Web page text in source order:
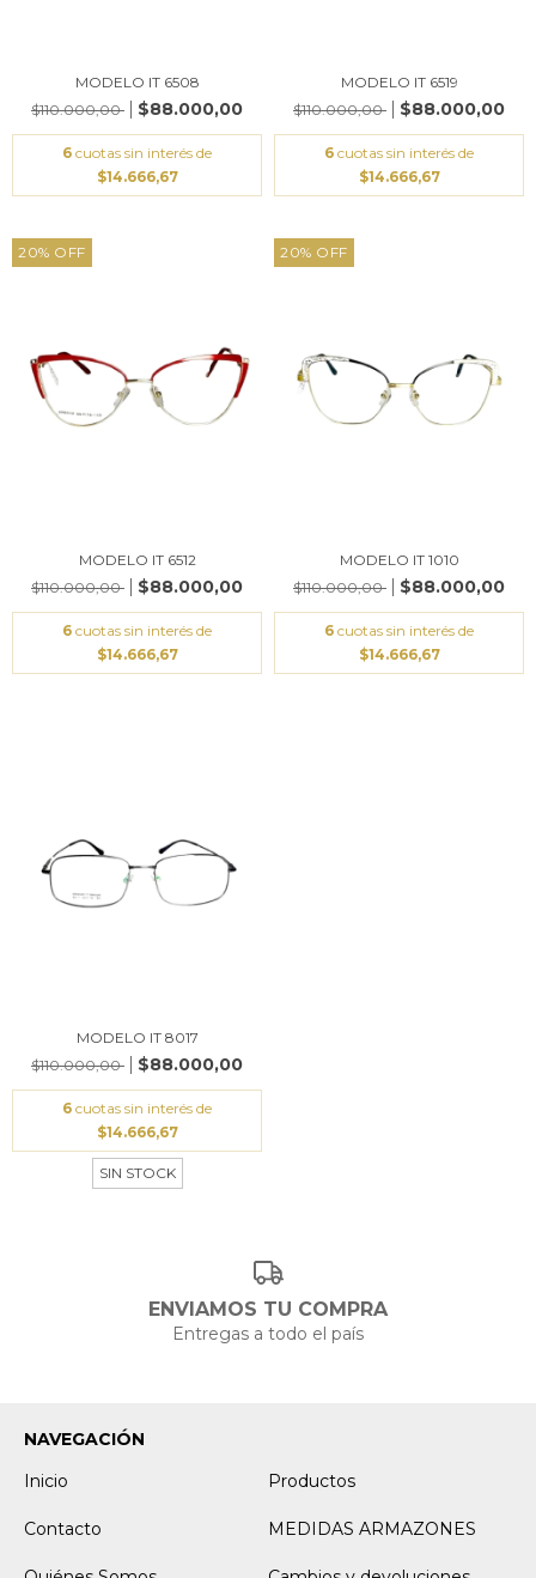
MODELO IT 6508
$110.000,00
$88.000,00
6 cuotas sin interés de
$14.666,67
MODELO IT 6519
$110.000,00
$88.000,00
6 cuotas sin interés de
$14.666,67
20% OFF
MODELO IT 6512
$110.000,00
$88.000,00
6 cuotas sin interés de
$14.666,67
20% OFF
MODELO IT 1010
$110.000,00
$88.000,00
6 cuotas sin interés de
$14.666,67
MODELO IT 8017
$110.000,00
$88.000,00
6 cuotas sin interés de
$14.666,67
SIN STOCK
ENVIAMOS TU COMPRA
Entregas a todo el país
NAVEGACIÓN
Inicio
Productos
Contacto MEDIDAS ARMAZONES